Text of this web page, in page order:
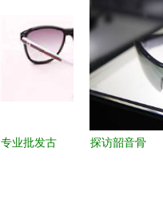
主图与详情
页产品图
捉细节，彰
显品质
专业批发古
探访韶音骨